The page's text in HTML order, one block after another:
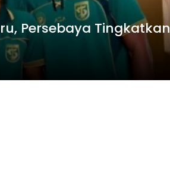
Persebaya Tingkatkan